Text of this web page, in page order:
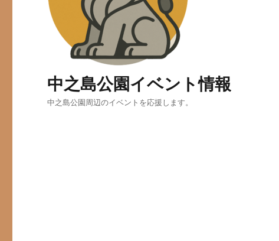
中之島公園イベント情報
中之島公園周辺のイベントを応援します。